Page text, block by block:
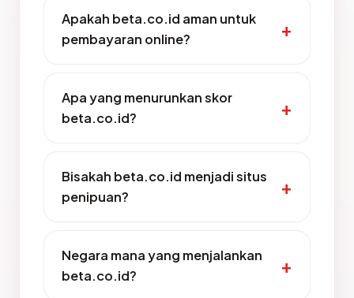
Apakah beta.co.id aman untuk
pembayaran online?
Apa yang menurunkan skor
beta.co.id?
Bisakah beta.co.id menjadi situs
penipuan?
Negara mana yang menjalankan
beta.co.id?